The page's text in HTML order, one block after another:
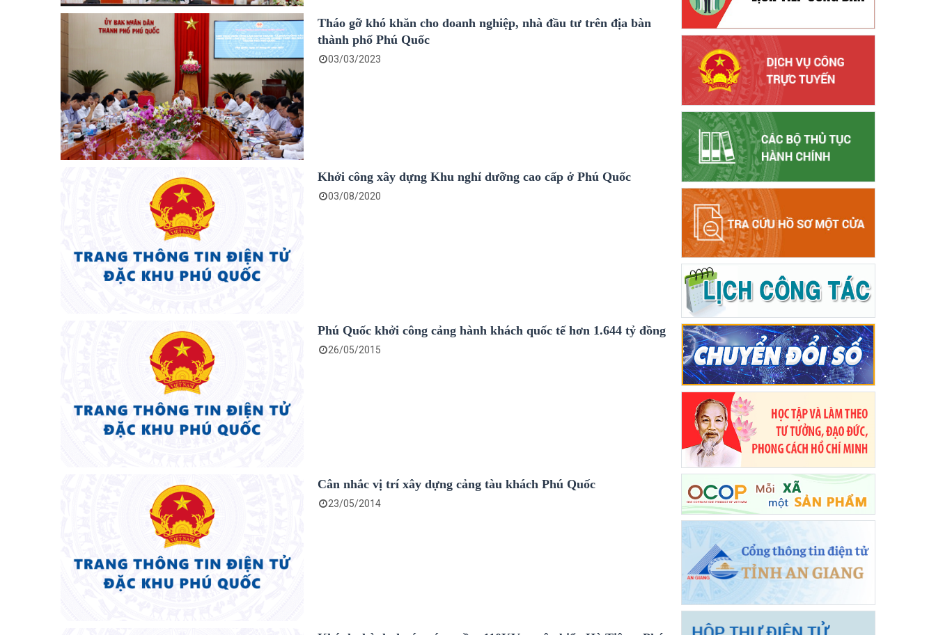
Tháo gỡ khó khăn cho doanh nghiệp, nhà đầu tư trên địa bàn
thành phố Phú Quốc
03/03/2023
Khởi công xây dựng Khu nghỉ dưỡng cao cấp ở Phú Quốc
03/08/2020
Phú Quốc khởi công cảng hành khách quốc tế hơn 1.644 tỷ đồng
26/05/2015
Cân nhắc vị trí xây dựng cảng tàu khách Phú Quốc
23/05/2014